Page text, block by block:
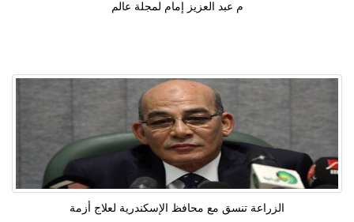
م عبد العزيز إمام لمجلة عالم
الزراعة تنسق مع محافظ الإسكندرية لعلاج أزمة